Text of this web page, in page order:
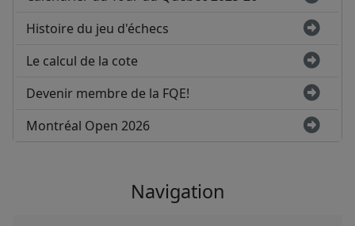
Histoire du jeu d'échecs
Le calcul de la cote
Devenir membre de la FQE!
Montréal Open 2026
Navigation